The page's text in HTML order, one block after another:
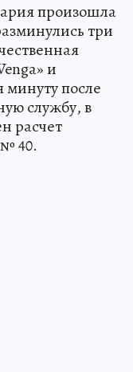
произошла
три
и
минуту после
службу, в
расчет
40.